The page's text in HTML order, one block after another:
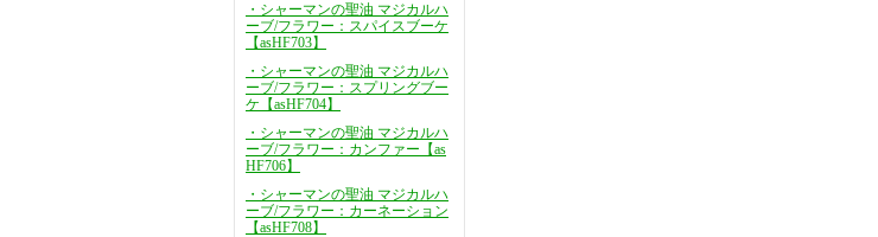
・シャーマンの聖油 マジカルハ
ーブ/フラワー：スパイスブーケ
【asHF703】
・シャーマンの聖油 マジカルハ
ーブ/フラワー：スプリングブー
ケ【asHF704】
・シャーマンの聖油 マジカルハ
ーブ/フラワー：カンファー【as
HF706】
・シャーマンの聖油 マジカルハ
ーブ/フラワー：カーネーション
【asHF708】